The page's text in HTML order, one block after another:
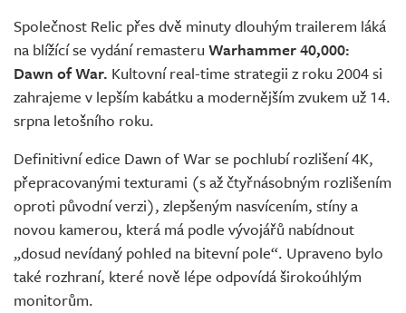
Živě
Společnost Relic přes dvě minuty dlouhým trailerem láká
na blížící se vydání remasteru Warhammer 40,000:
Dawn of War. Kultovní real-time strategii z roku 2004 si
zahrajeme v lepším kabátku a modernějším zvukem už 14.
srpna letošního roku.
Definitivní edice Dawn of War se pochlubí rozlišení 4K,
přepracovanými texturami (s až čtyřnásobným rozlišením
oproti původní verzi), zlepšeným nasvícením, stíny a
novou kamerou, která má podle vývojářů nabídnout
„dosud nevídaný pohled na bitevní pole“. Upraveno bylo
také rozhraní, které nově lépe odpovídá širokoúhlým
monitorům.